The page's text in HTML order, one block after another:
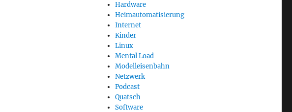
Hardware
Heimautomatisierung
Internet
Kinder
Linux
Mental Load
Modelleisenbahn
Netzwerk
Podcast
Quatsch
Software